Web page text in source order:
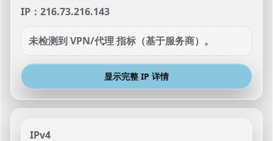
IP：216.73.216.143
未检测到 VPN/代理 指标（基于服务商）。
显示完整 IP 详情
IPv4